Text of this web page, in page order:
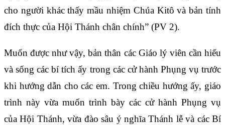
cho người khác thấy mầu nhiệm Chúa Kitô và bản tính
đích thực của Hội Thánh chân chính” (PV 2).
Muốn được như vậy, bản thân các Giáo lý viên cần hiểu
và sống các bí tích ấy trong các cử hành Phụng vụ trước
khi hướng dẫn cho các em. Trong chiều hướng ấy, giáo
trình này vừa muốn trình bày các cử hành Phụng vụ
của Hội Thánh, vừa đào sâu ý nghĩa Thánh lễ và các Bí